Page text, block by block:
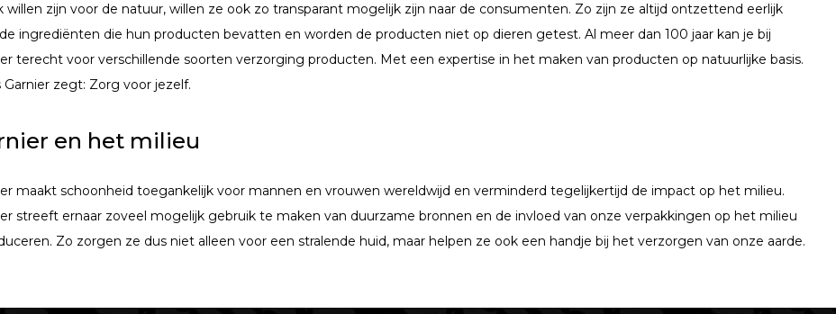
willen zijn voor de natuur, willen ze ook zo transparant mogelijk zijn naar de consumenten. Zo zijn ze altijd ontzettend eerlijk
ingrediënten die hun producten bevatten en worden de producten niet op dieren getest. Al meer dan 100 jaar kan je bij
terecht voor verschillende soorten verzorging producten. Met een expertise in het maken van producten op natuurlijke basis.
Garnier zegt: Zorg voor jezelf.
en het milieu
maakt schoonheid toegankelijk voor mannen en vrouwen wereldwijd en verminderd tegelijkertijd de impact op het milieu.
streeft ernaar zoveel mogelijk gebruik te maken van duurzame bronnen en de invloed van onze verpakkingen op het milieu
Zo zorgen ze dus niet alleen voor een stralende huid, maar helpen ze ook een handje bij het verzorgen van onze aarde.